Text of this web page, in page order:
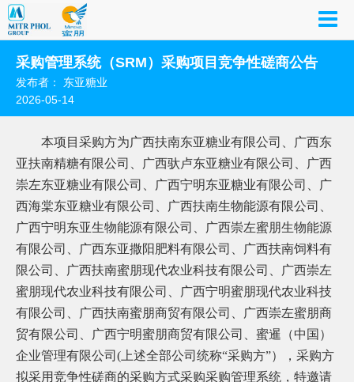
采购管理系统（SRM）采购项目竞争性磋商公告
发布者： 东亚糖业
2026-05-14
本项目采购方为广西扶南东亚糖业有限公司、广西东
亚扶南精糖有限公司、广西驮卢东亚糖业有限公司、广西
崇左东亚糖业有限公司、广西宁明东亚糖业有限公司、广
西海棠东亚糖业有限公司、广西扶南生物能源有限公司、
广西宁明东亚生物能源有限公司、广西崇左蜜朋生物能源
有限公司、广西东亚撒阳肥料有限公司、广西扶南饲料有
限公司、广西扶南蜜朋现代农业科技有限公司、广西崇左
蜜朋现代农业科技有限公司、广西宁明蜜朋现代农业科技
有限公司、广西扶南蜜朋商贸有限公司、广西崇左蜜朋商
贸有限公司、广西宁明蜜朋商贸有限公司、蜜暹（中国）
企业管理有限公司 ( 上述全部公司统称“采购方”），采购方
拟采用竞争性磋商的采购方式采购采购管理系统，特邀请